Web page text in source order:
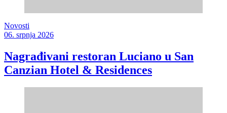
Novosti
06. srpnja 2026
Nagrađivani restoran Luciano u San
Canzian Hotel & Residences